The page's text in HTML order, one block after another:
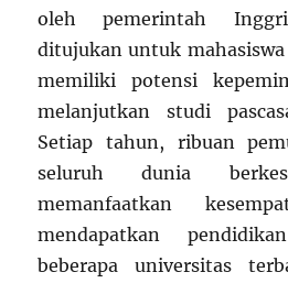
oleh pemerintah
ditujukan untuk
memiliki potensi
melanjutkan studi
Setiap tahun, ribuan
seluruh dunia
memanfaatkan
mendapatkan
beberapa universitas